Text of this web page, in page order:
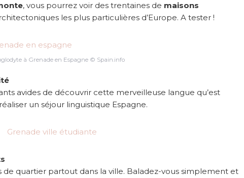
, vous pourrez voir des trentaines de maisons
les plus particulières d’Europe. A tester !
à Grenade en Espagne © Spain.info
avides de découvrir cette merveilleuse langue qu’est
un séjour linguistique Espagne.
quartier partout dans la ville. Baladez-vous simplement et